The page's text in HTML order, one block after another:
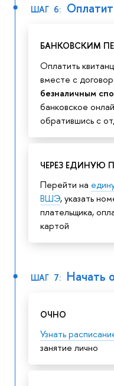
ШАГ 6:
БАНКОВСКИМ
Оплатить
вместе с
безналичным
банковское
обратившись с
ЧЕРЕЗ ЕДИНУЮ
Перейти на
ВШЭ, указать
плательщика,
картой
ШАГ 7:Начать
ОЧНО
Узнать
занятие лично